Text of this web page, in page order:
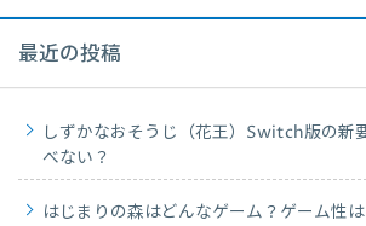
最近の投稿
しずかなおそうじ（花王）Switch版の新
べない？
はじまりの森はどんなゲーム？ゲーム性